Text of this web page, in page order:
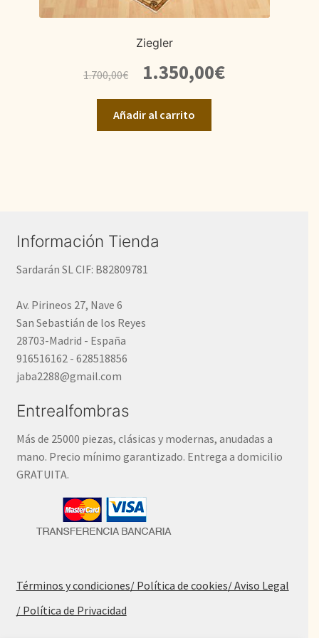
Ziegler
1.700,00€
precio
original
era:
1.700,00€.
1.350,00€El
precio
Añadir al carrito
Información Tienda
Sardarán SL CIF: B82809781
Av. Pirineos 27, Nave 6
San Sebastián de los Reyes
28703-Madrid - España
916516162 - 628518856
jaba2288@gmail.com
Entrealfombras
Más de 25000 piezas, clásicas y modernas, anudadas a
mano. Precio mínimo garantizado. Entrega a domicilio
GRATUITA.
Términos y condiciones/ Política de cookies/ Aviso Legal
/ Política de Privacidad